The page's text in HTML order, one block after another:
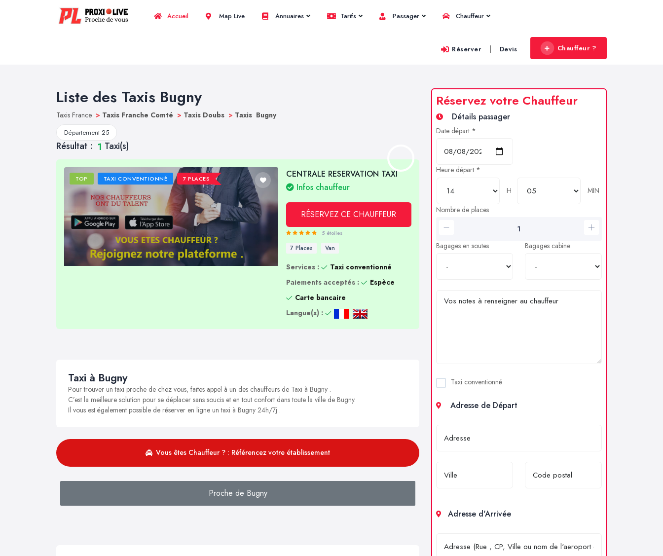
Accueil Map Live Annuaires Tarifs Passager Chauffeur
Réserver | Devis Chauffeur ?
Liste des Taxis Bugny
Taxis France > Taxis Franche Comté > Taxis Doubs > Taxis Bugny
Département 25
Résultat : 1 Taxi(s)
TOP TAXI CONVENTIONNÉ 7 PLACES
CENTRALE RESERVATION TAXI
Infos chauffeur
RÉSERVEZ CE CHAUFFEUR
5 étoiles
7 Places Van
Services :
Taxi conventionné
Paiements acceptés :
Espèce
Carte bancaire
Langue(s) :
Taxi à Bugny
Pour trouver un taxi proche de chez vous, faites appel à un des chauffeurs de Taxi à Bugny .
C’est la meilleure solution pour se déplacer sans soucis et en tout confort dans toute la ville de Bugny.
Il vous est également possible de réserver en ligne un taxi à Bugny 24h/7j .
Vous êtes Chauffeur ? : Référencez votre établissement
Proche de Bugny
Réservez votre Chauffeur
Détails passager
Date départ *
Heure départ *
H
MIN
Nombre de places
Bagages en soutes Bagages cabine
Taxi conventionné
Adresse de Départ
Adresse d'Arrivée